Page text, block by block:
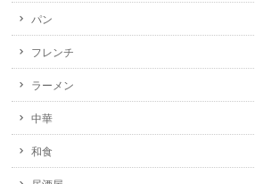
パン
フレンチ
ラーメン
中華
和食